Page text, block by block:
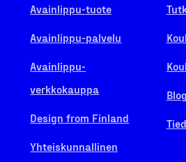
Avainlippu-tuote
Avainlippu-palvelu
Avainlippu-
verkkokauppa
Design from Finland
Yhteiskunnallinen